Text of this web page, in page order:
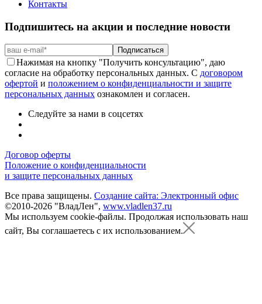
Контакты
Подпишитесь на акции и последние новости
Подписаться
Нажимая на кнопку "Получить консультацию", даю
согласие на обработку персональных данных. С договором
офертой и положением о конфиденциальности и защите
персональных данных ознакомлен и согласен.
Следуйте за нами в соцсетях
Договор оферты
Положение о конфиденциальности
и защите персональных данных
Все права защищены. Создание сайта: Электронный офис
©2010-2026 "ВладЛен", www.vladlen37.ru
Мы используем cookie-файлы. Продолжая использовать наш
сайт, Вы соглашаетесь с их использованием.